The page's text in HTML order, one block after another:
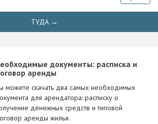
ТУДА →
документы: расписка и
аренды
можете скачать два самых необходимых
для арендатора: расписку о
денежных средств и типовой
аренды жилья.